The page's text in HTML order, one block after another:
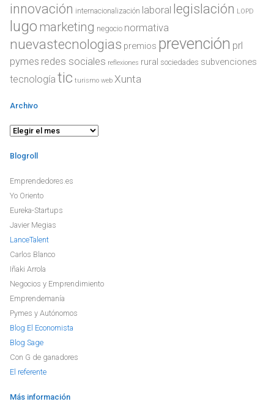
innovación internacionalización laboral legislación LOPD
lugo marketing negocio normativa
nuevastecnologias premios prevención prl
pymes redes sociales reflexiones rural sociedades subvenciones
tecnología tic turismo web Xunta
Archivo
Archivo
Blogroll
Emprendedores.es
Yo Oriento
Eureka-Startups
Javier Megias
LanceTalent
Carlos Blanco
Iñaki Arrola
Negocios y Emprendimiento
Emprendemanía
Pymes y Autónomos
Blog El Economista
Blog Sage
Con G de ganadores
El referente
Más información